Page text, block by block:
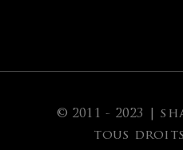
© 2011 - 2023 |
tous droits